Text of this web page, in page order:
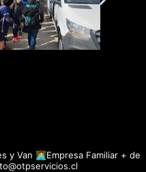
y Van 👩‍💻Empresa Familiar + de